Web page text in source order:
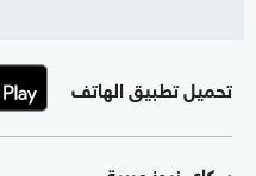
تحميل تطبيق الهاتف